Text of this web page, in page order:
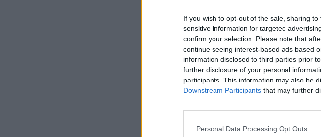
If you wish to opt-out of the sale, sharing
sensitive information for targeted
confirm your selection. Please note that
continue seeing interest-based ads based
information disclosed to third parties prior
further disclosure of your personal
participants. This information may also be
Downstream Participants that may further
Personal Data Processing Opt Outs
BÁV ZRt.